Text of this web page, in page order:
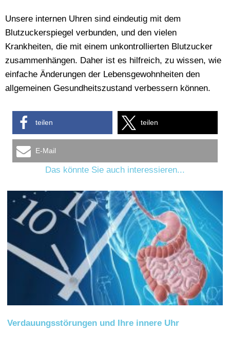
Unsere internen Uhren sind eindeutig mit dem
Blutzuckerspiegel verbunden, und den vielen
Krankheiten, die mit einem unkontrollierten Blutzucker
zusammenhängen. Daher ist es hilfreich, zu wissen, wie
einfache Änderungen der Lebensgewohnheiten den
allgemeinen Gesundheitszustand verbessern können.
teilen teilen
E-Mail
Das könnte Sie auch interessieren...
Verdauungsstörungen und Ihre innere Uhr